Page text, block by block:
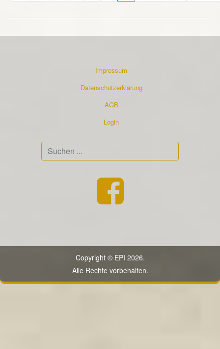
Impressum
Datenschutzerklärung
AGB
Login
Copyright © EPI 2026.
Alle Rechte vorbehalten.